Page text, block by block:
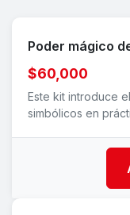
Poder mágico
$60,000
Este kit introduce
simbólicos en